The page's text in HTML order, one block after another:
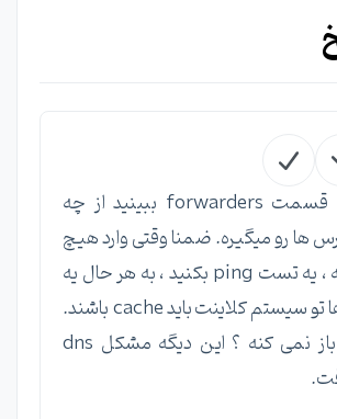
برید تو dns قسمت forwarders ببینید از چه
ها رو میگیره. ضمنا وقتی وارد هیچ
سایتی نمیشه ، یه تست ping بکنید ، به هر حال یه
سری آدرسی ها تو سیستم کلاینت باید cache باشند.
اونها رو هم باز نمی کنه ؟ این دیگه مشکل dns